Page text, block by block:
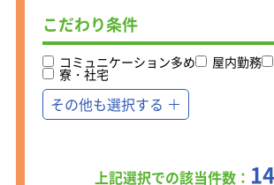
こだわり条件
コミュニケーション多め 屋内勤務
寮・社宅
その他も選択する
上記選択での該当件数：